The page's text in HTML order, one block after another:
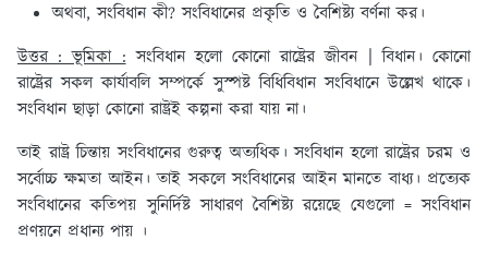
অথবা, সংবিধান কী? সংবিধানের প্রকৃতি ও বৈশিষ্ট্য বর্ণনা কর।
উত্তর : ভূমিকা :সংবিধান হলো কোনো রাষ্ট্রের জীবন | বিধান। কোনো
রাষ্ট্রের সকল কার্যাবলি সম্পর্কে সুস্পষ্ট বিধিবিধান সংবিধানে উল্লেখ থাকে।
সংবিধান ছাড়া কোনো রাষ্ট্রই কল্পনা করা যায় না।
তাই রাষ্ট্র চিন্তায় সংবিধানের গুরুত্ব অত্যধিক। সংবিধান হলো রাষ্ট্রের চরম ও
সর্বোচ্চ ক্ষমতা আইন। তাই সকলে সংবিধানের আইন মানতে বাধ্য। প্রত্যেক
সংবিধানের কতিপয় সুনির্দিষ্ট সাধারণ বৈশিষ্ট্য রয়েছে যেগুলো = সংবিধান
প্রণয়নে প্রধান্য পায় ।